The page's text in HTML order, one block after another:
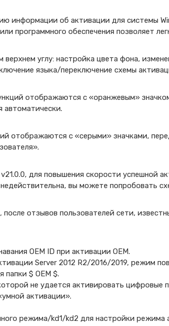
информации об активации для системы
программного обеспечения позволяет
верхнем углу: настройка цвета фона,
языка/переключение схемы
отображаются с «оранжевым»
автоматически.
отображаются с «серыми» значками,
для повышения скорости успешной
вы можете попробовать
отзывов пользователей сети,
OEM ID при активации OEM.
Server 2012 R2/2016/2019, режим
папки $ OEM $.
не удается активировать цифровые
активации».
режима/kd1/kd2 для настройки режима